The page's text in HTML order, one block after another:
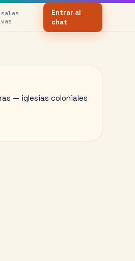
salas
Entrar al
chat
— iglesias coloniales